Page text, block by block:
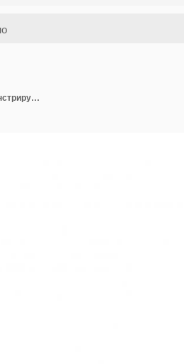
Реальная композиция кроссовок против высоких каблуков, демонстрирующая растущую популярность женской удобной повседневной обуви